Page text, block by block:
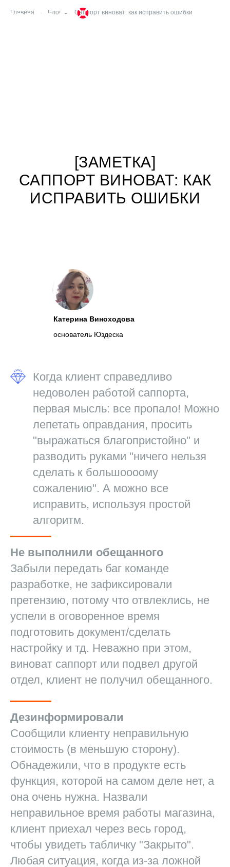
Главная → Блог → Саппорт виноват: как исправить ошибки
[ЗАМЕТКА]
САППОРТ ВИНОВАТ: КАК
ИСПРАВИТЬ ОШИБКИ
основатель Юздеска
Катерина Виноходова
Когда клиент справедливо
недоволен работой саппорта,
первая мысль: все пропало! Можно
лепетать оправдания, просить
"выражаться благопристойно" и
разводить руками "ничего нельзя
сделать к большоооому
сожалению". А можно все
исправить, используя простой
алгоритм.
Не выполнили обещанного
Забыли передать баг команде
разработке, не зафиксировали
претензию, потому что отвлеклись, не
успели в оговоренное время
подготовить документ/сделать
настройку и тд. Неважно при этом,
виноват саппорт или подвел другой
отдел, клиент не получил обещанного.
Дезинформировали
Сообщили клиенту неправильную
стоимость (в меньшую сторону).
Обнадежили, что в продукте есть
функция, которой на самом деле нет, а
она очень нужна. Назвали
неправильное время работы магазина,
клиент приехал через весь город,
чтобы увидеть табличку "Закрыто".
Любая ситуация, когда из-за ложной